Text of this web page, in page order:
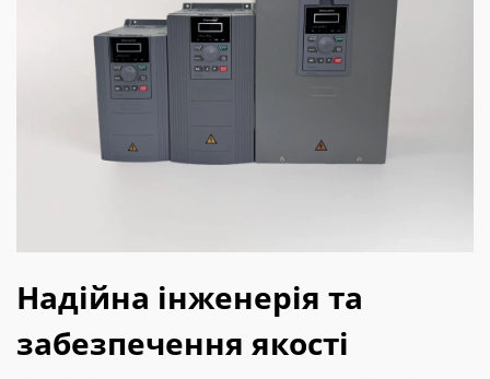
Надійна інженерія та
забезпечення якості